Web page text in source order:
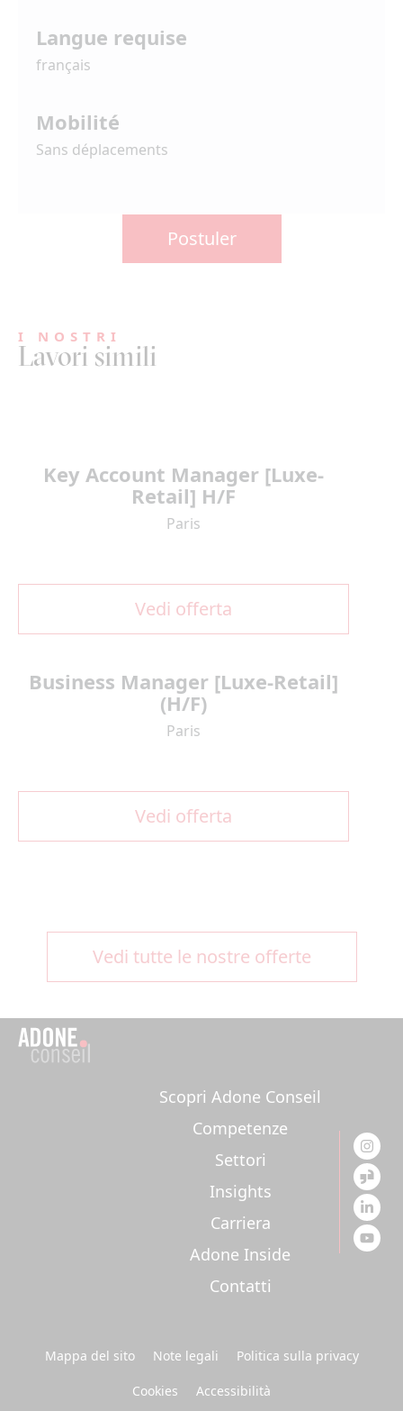
Langue requise
français
Mobilité
Sans déplacements
Postuler
I NOSTRI
Lavori simili
Key Account Manager [Luxe-
Retail] H/F
Paris
Vedi offerta
Business Manager [Luxe-Retail]
(H/F)
Paris
Vedi offerta
Vedi tutte le nostre offerte
Scopri Adone Conseil
Competenze
Settori
Insights
Carriera
Adone Inside
Contatti
Mappa del sito Note legali Politica sulla privacy
Cookies Accessibilità